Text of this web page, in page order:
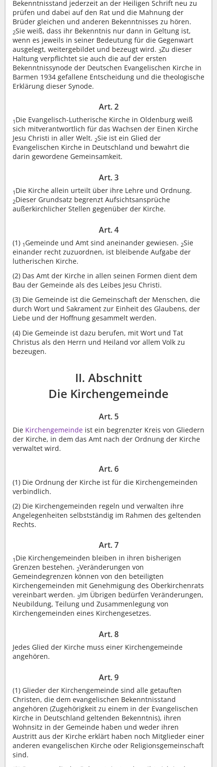
Bekenntnisstand jederzeit an der Heiligen Schrift neu zu
prüfen und dabei auf den Rat und die Mahnung der
Brüder gleichen und anderen Bekenntnisses zu hören.
2Sie weiß, dass ihr Bekenntnis nur dann in Geltung ist,
wenn es jeweils in seiner Bedeutung für die Gegenwart
ausgelegt, weitergebildet und bezeugt wird. 3Zu dieser
Haltung verpflichtet sie auch die auf der ersten
Bekenntnissynode der Deutschen Evangelischen Kirche in
Barmen 1934 gefallene Entscheidung und die theologische
Erklärung dieser Synode.
Art. 2
1 Die Evangelisch-Lutherische Kirche in Oldenburg weiß
sich mitverantwortlich für das Wachsen der Einen Kirche
Jesu Christi in aller Welt. 2Sie ist ein Glied der
Evangelischen Kirche in Deutschland und bewahrt die
darin gewordene Gemeinsamkeit.
Art. 3
1 Die Kirche allein urteilt über ihre Lehre und Ordnung.
2Dieser Grundsatz begrenzt Aufsichtsansprüche
außerkirchlicher Stellen gegenüber der Kirche.
Art. 4
(1) 1 Gemeinde und Amt sind aneinander gewiesen. 2Sie
einander recht zuzuordnen, ist bleibende Aufgabe der
lutherischen Kirche.
(2) Das Amt der Kirche in allen seinen Formen dient dem
Bau der Gemeinde als des Leibes Jesu Christi.
(3) Die Gemeinde ist die Gemeinschaft der Menschen, die
durch Wort und Sakrament zur Einheit des Glaubens, der
Liebe und der Hoffnung gesammelt werden.
(4) Die Gemeinde ist dazu berufen, mit Wort und Tat
Christus als den Herrn und Heiland vor allem Volk zu
bezeugen.
II. Abschnitt
Die Kirchengemeinde
Art. 5
Die Kirchengemeinde ist ein begrenzter Kreis von Gliedern
der Kirche, in dem das Amt nach der Ordnung der Kirche
verwaltet wird.
Art. 6
(1) Die Ordnung der Kirche ist für die Kirchengemeinden
verbindlich.
(2) Die Kirchengemeinden regeln und verwalten ihre
Angelegenheiten selbstständig im Rahmen des geltenden
Rechts.
Art. 7
1 Die Kirchengemeinden bleiben in ihren bisherigen
Grenzen bestehen. 2Veränderungen von
Gemeindegrenzen können von den beteiligten
Kirchengemeinden mit Genehmigung des Oberkirchenrats
vereinbart werden. 3Im Übrigen bedürfen Veränderungen,
Neubildung, Teilung und Zusammenlegung von
Kirchengemeinden eines Kirchengesetzes.
Art. 8
Jedes Glied der Kirche muss einer Kirchengemeinde
angehören.
Art. 9
(1) Glieder der Kirchengemeinde sind alle getauften
Christen, die dem evangelischen Bekenntnisstand
angehören (Zugehörigkeit zu einem in der Evangelischen
Kirche in Deutschland geltenden Bekenntnis), ihren
Wohnsitz in der Gemeinde haben und weder ihren
Austritt aus der Kirche erklärt haben noch Mitglieder einer
anderen evangelischen Kirche oder Religionsgemeinschaft
sind.